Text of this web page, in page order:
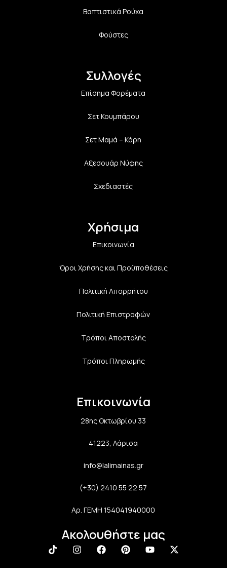
Βαπτιστικά Ρούχα
Φούστες
Συλλογές
Επίσημα Φορέματα
Σετ Κουμπάρου
Σετ Μαμά – Κόρη
Αξεσουάρ Νύφης
Σχεδιαστές
Χρήσιμα
Επικοινωνία
Όροι Χρήσης και Προϋποθέσεις
Πολιτική Aπορρήτου
Πολιτική Επιστροφών
Τρόποι Αποστολής
Τρόποι Πληρωμής
Επικοινωνία
28ης Οκτωβρίου 33
41223, Λάρισα
info@lalimainas.gr
(+30) 2410 55 22 57
Αρ. ΓΕΜΗ 154041940000
Ακολουθήστε μας